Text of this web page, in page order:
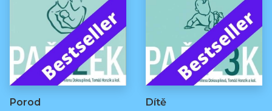
Porod Dítě